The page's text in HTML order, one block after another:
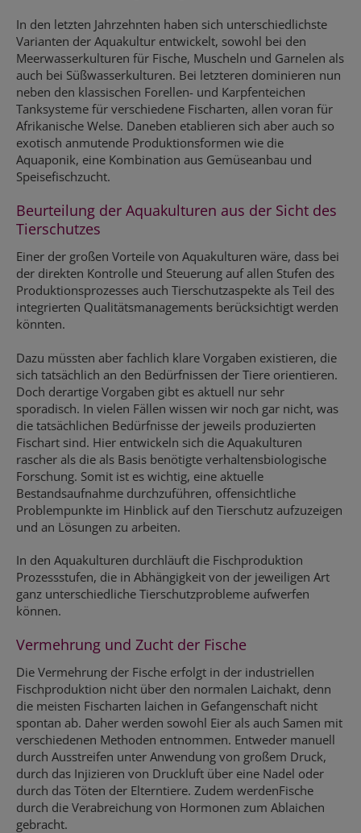
In den letzten Jahrzehnten haben sich unterschiedlichste
Varianten der Aquakultur entwickelt, sowohl bei den
Meerwasserkulturen für Fische, Muscheln und Garnelen als
auch bei Süßwasserkulturen. Bei letzteren dominieren nun
neben den klassischen Forellen- und Karpfenteichen
Tanksysteme für verschiedene Fischarten, allen voran für
Afrikanische Welse. Daneben etablieren sich aber auch so
exotisch anmutende Produktionsformen wie die
Aquaponik, eine Kombination aus Gemüseanbau und
Speisefischzucht.
Beurteilung der Aquakulturen aus der Sicht des
Tierschutzes
Einer der großen Vorteile von Aquakulturen wäre, dass bei
der direkten Kontrolle und Steuerung auf allen Stufen des
Produktionsprozesses auch Tierschutzaspekte als Teil des
integrierten Qualitätsmanagements berücksichtigt werden
könnten.
Dazu müssten aber fachlich klare Vorgaben existieren, die
sich tatsächlich an den Bedürfnissen der Tiere orientieren.
Doch derartige Vorgaben gibt es aktuell nur sehr
sporadisch. In vielen Fällen wissen wir noch gar nicht, was
die tatsächlichen Bedürfnisse der jeweils produzierten
Fischart sind. Hier entwickeln sich die Aquakulturen
rascher als die als Basis benötigte verhaltensbiologische
Forschung. Somit ist es wichtig, eine aktuelle
Bestandsaufnahme durchzuführen, offensichtliche
Problempunkte im Hinblick auf den Tierschutz aufzuzeigen
und an Lösungen zu arbeiten.
In den Aquakulturen durchläuft die Fischproduktion
Prozessstufen, die in Abhängigkeit von der jeweiligen Art
ganz unterschiedliche Tierschutzprobleme aufwerfen
können.
Vermehrung und Zucht der Fische
Die Vermehrung der Fische erfolgt in der industriellen
Fischproduktion nicht über den normalen Laichakt, denn
die meisten Fischarten laichen in Gefangenschaft nicht
spontan ab. Daher werden sowohl Eier als auch Samen mit
verschiedenen Methoden entnommen. Entweder manuell
durch Ausstreifen unter Anwendung von großem Druck,
durch das Injizieren von Druckluft über eine Nadel oder
durch das Töten der Elterntiere. Zudem werdenFische
durch die Verabreichung von Hormonen zum Ablaichen
gebracht.